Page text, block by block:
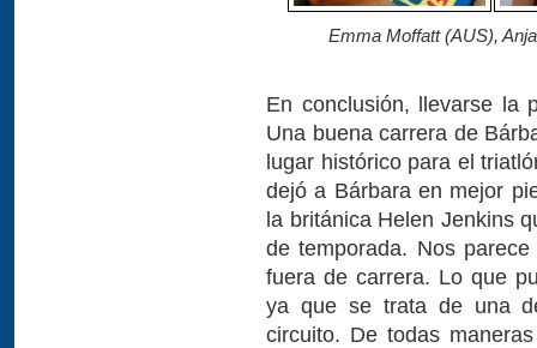
Emma Moffatt (AUS),
En conclusión, llevarse la
Una buena carrera de
lugar histórico para el
dejó a Bárbara en mejor
la británica Helen Jenkins
de temporada. Nos
fuera de carrera. Lo que
ya que se trata de una
circuito. De todas